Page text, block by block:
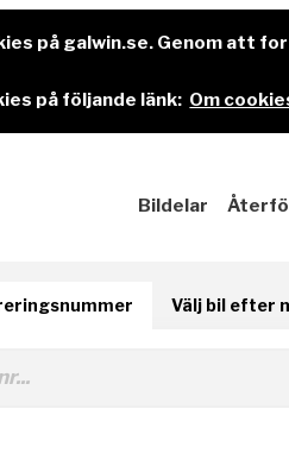
på galwin.se. Genom att
på följande länk: Om
Bildelar
Välj bil efter